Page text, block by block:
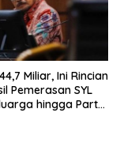
Miliar, Ini Rincian
Pemerasan SYL
hingga Partai